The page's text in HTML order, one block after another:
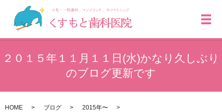
メ
２０１５年１１月１１日(水)かなり久しぶり
のブログ更新です
HOME ブログ
2015年〜